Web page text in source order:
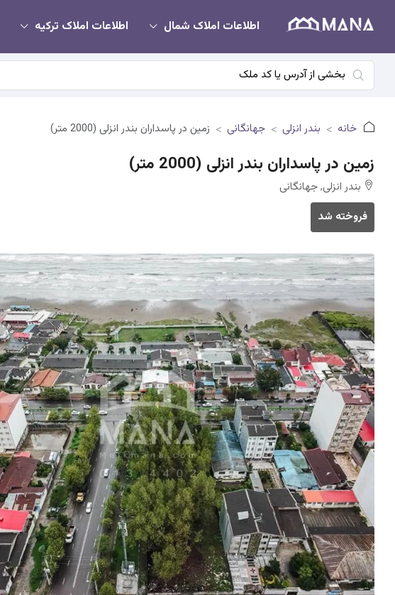
اطلاعات املاک شمال اطلاعات املاک ترکیه
خانه بندر انزلی جهانگانی زمین در پاسداران بندر انزلی (2000 متر)
زمین در پاسداران بندر انزلی (2000 متر)
بندر انزلی, جهانگانی
فروخته شد